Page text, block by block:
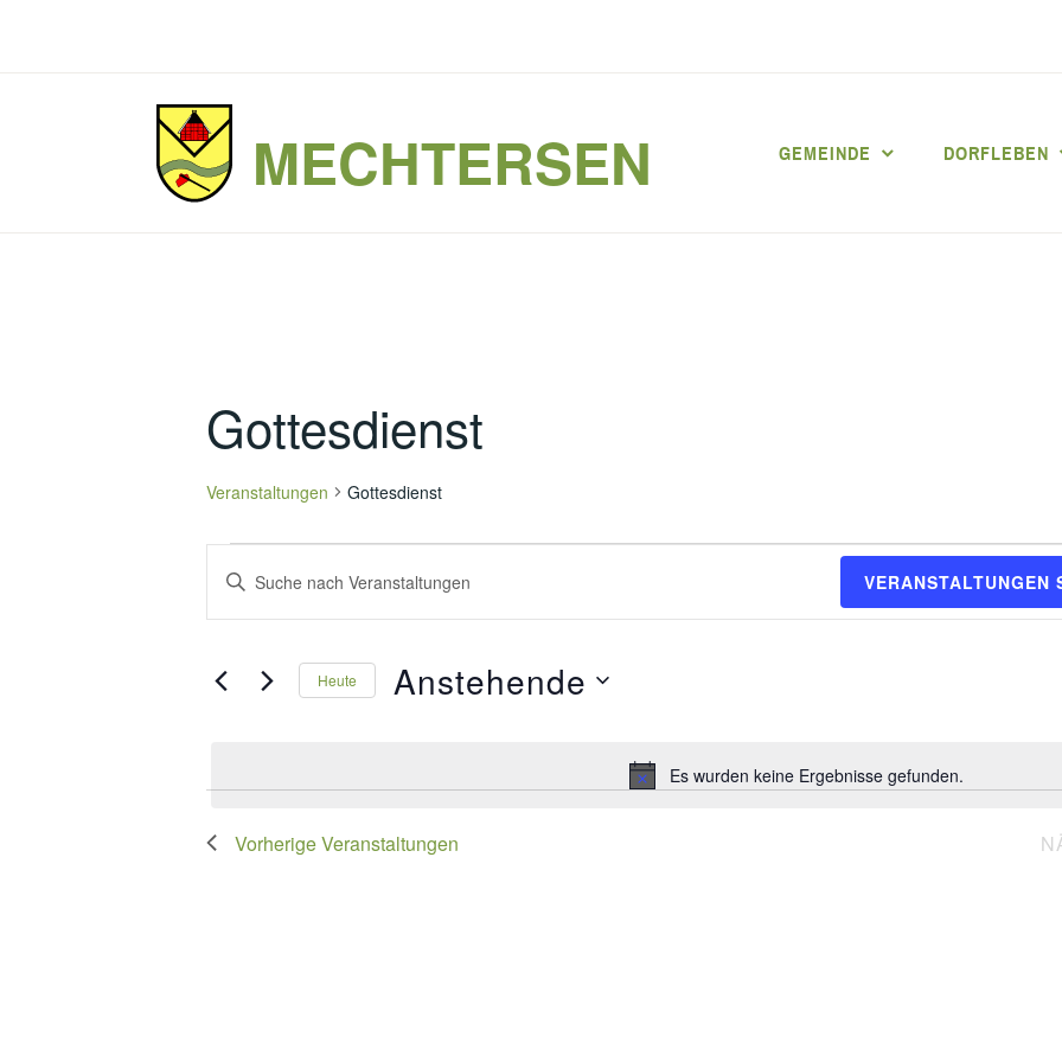
MECHTERSEN GEMEINDE DORFLEBEN
Gottesdienst
Veranstaltungen Gottesdienst
Veranstaltungen
Hinweis
Es wurden keine Ergebnisse gefunden.
Veranstaltungen
Suche
Ansichten,
Bitte
Suche
Schlüsselwort.
VERANSTALTUNGEN
Heute Anstehende
VorherigeVeranstaltungen